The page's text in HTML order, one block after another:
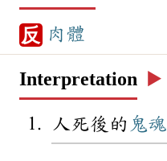
反 肉體
Interpretation ▶️
人死後的 鬼魂